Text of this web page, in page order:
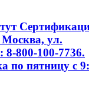
Москва, ул.
800-100-7736.
по пятницу с